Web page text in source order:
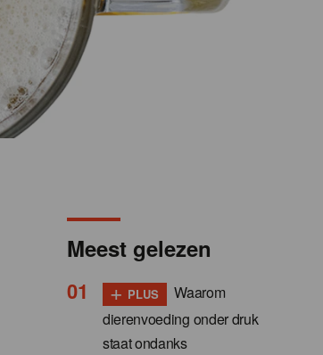
Meest gelezen
+ PLUS
Waarom
dierenvoeding onder druk
staat ondanks